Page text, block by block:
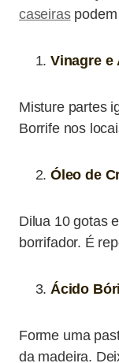
caseiraspodem
Vinagre e
Misture partes
Borrife nos
Óleo de
Dilua 10 gotas
borrifador. É
Ácido
Forme uma
da madeira.